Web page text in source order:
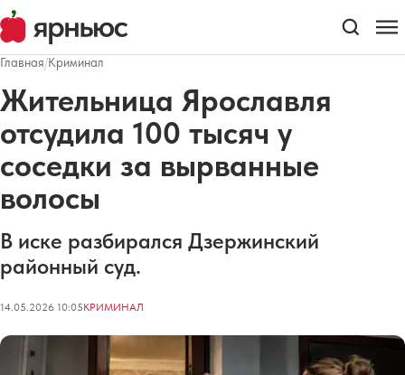
Главная/Криминал
Жительница Ярославля
отсудила 100 тысяч у
соседки за вырванные
волосы
В иске разбирался Дзержинский
районный суд.
14.05.2026 10:05КРИМИНАЛ